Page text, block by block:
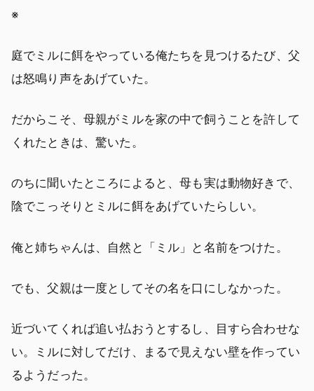
※
庭でミルに餌をやっている俺たちを見つけるたび、父
は怒鳴り声をあげていた。
だからこそ、母親がミルを家の中で飼うことを許して
くれたときは、驚いた。
のちに聞いたところによると、母も実は動物好きで、
陰でこっそりとミルに餌をあげていたらしい。
俺と姉ちゃんは、自然と「ミル」と名前をつけた。
でも、父親は一度としてその名を口にしなかった。
近づいてくれば追い払おうとするし、目すら合わせな
い。ミルに対してだけ、まるで見えない壁を作ってい
るようだった。